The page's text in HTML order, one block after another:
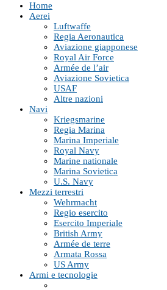
Home
Aerei
Luftwaffe
Regia Aeronautica
Aviazione giapponese
Royal Air Force
Armée de l’air
Aviazione Sovietica
USAF
Altre nazioni
Navi
Kriegsmarine
Regia Marina
Marina Imperiale
Royal Navy
Marine nationale
Marina Sovietica
U.S. Navy
Mezzi terrestri
Wehrmacht
Regio esercito
Esercito Imperiale
British Army
Armée de terre
Armata Rossa
US Army
Armi e tecnologie